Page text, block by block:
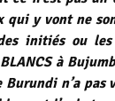
qui y vont ne
initiés ou
à
n’a pas